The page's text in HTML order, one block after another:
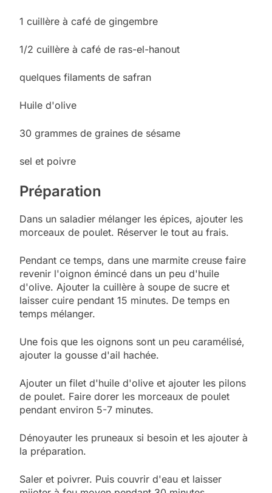
1 cuillère à café de gingembre
1/2 cuillère à café de ras-el-hanout
quelques filaments de safran
Huile d'olive
30 grammes de graines de sésame
sel et poivre
Préparation
Dans un saladier mélanger les épices, ajouter les
morceaux de poulet. Réserver le tout au frais.
Pendant ce temps, dans une marmite creuse faire
revenir l'oignon émincé dans un peu d'huile
d'olive. Ajouter la cuillère à soupe de sucre et
laisser cuire pendant 15 minutes. De temps en
temps mélanger.
Une fois que les oignons sont un peu caramélisé,
ajouter la gousse d'ail hachée.
Ajouter un filet d'huile d'olive et ajouter les pilons
de poulet. Faire dorer les morceaux de poulet
pendant environ 5-7 minutes.
Dénoyauter les pruneaux si besoin et les ajouter à
la préparation.
Saler et poivrer. Puis couvrir d'eau et laisser